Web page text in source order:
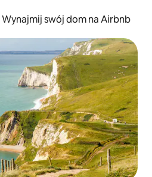
Wynajmij swój dom na Airbnb